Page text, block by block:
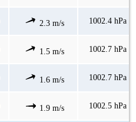
2.3 m/s 1002.4 hPa
1.5 m/s 1002.7 hPa
1.6 m/s 1002.7 hPa
1.9 m/s 1002.5 hPa